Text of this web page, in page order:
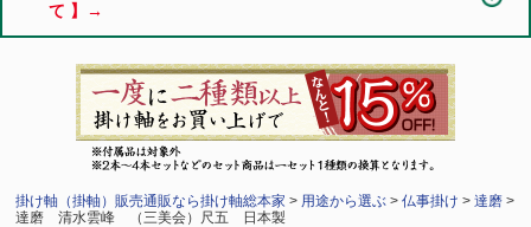
て 】→
掛け軸（掛軸）販売通販なら掛け軸総本家 > 用途から選ぶ >仏事掛け >達磨 >
達磨 清水雲峰 （三美会）尺五 日本製